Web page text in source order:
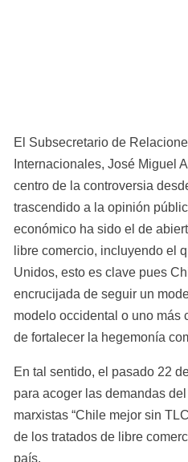
El Subsecretario de
Internacionales, José Miguel
centro de la controversia
trascendido a la opinión
económico ha sido el de
libre comercio, incluyendo el
Unidos, esto es clave pues
encrucijada de seguir un
modelo occidental o uno más
de fortalecer la hegemonía
En tal sentido, el pasado 22
para acoger las demandas
marxistas “Chile mejor sin
de los tratados de libre
país.